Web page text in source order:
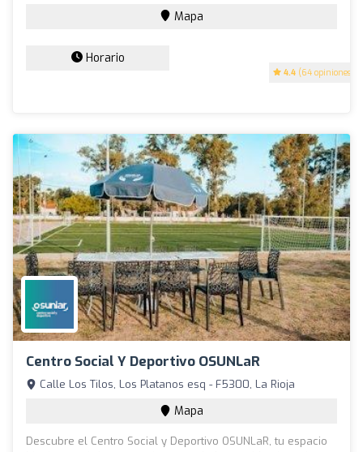
4.4 (64 opiniones)
Mapa
Horario
Centro Social Y Deportivo OSUNLaR
Calle Los Tilos, Los Platanos esq - F5300, La Rioja
Mapa
Descubre el Centro Social y Deportivo OSUNLaR, tu espacio